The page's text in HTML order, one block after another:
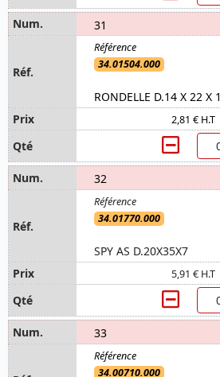
31
34.01504.000
RONDELLE D.14 X 22 X 1
2,81 € H.T
32
34.01770.000
SPY AS D.20X35X7
5,91 € H.T
33
34.00710.000